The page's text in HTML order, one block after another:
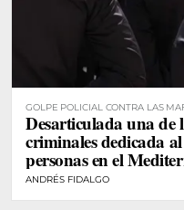
GOLPE POLICIAL CONTRA LAS
Desarticulada una de
criminales dedicada
personas en el
ANDRÉS FIDALGO